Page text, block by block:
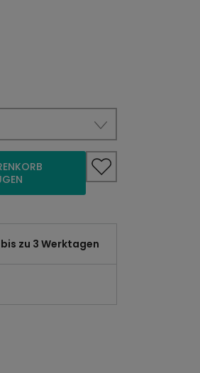
bis zu 3 Werktagen